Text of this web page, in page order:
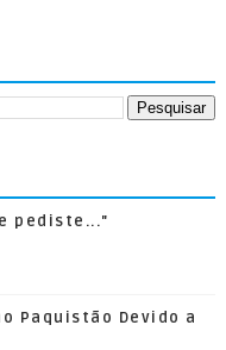
pediste..."
Paquistão Devido a